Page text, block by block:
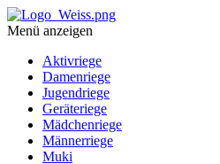
Menü anzeigen
Aktivriege
Damenriege
Jugendriege
Geräteriege
Mädchenriege
Männerriege
Muki